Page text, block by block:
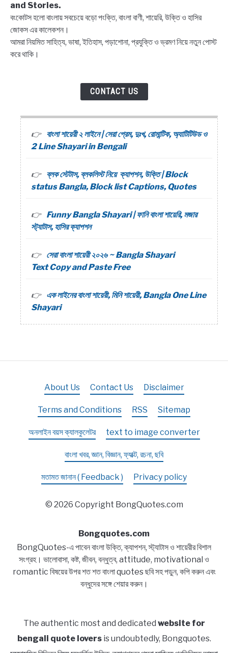
and Stories.
বংকোটস হলো বাংলায় সবচেয়ে বড়ো পংক্তি, বাংলা বাণী, শায়েরি, উক্তি ও হাসির
জোকস এর কালেকশন।
আমরা নিয়মিত সাহিত্য, ভাষা, ইতিহাস, পড়াশোনা, প্রযুক্তি ও ভ্রমণ নিয়ে নতুন পোস্ট
করে থাকি।
CONTACT US
বাংলা শায়েরী ২ লাইনে | সেরা প্রেম, দুঃখ, রোমান্টিক, অ্যাটিটিউড ও
2 Line Shayari in Bengali
ব্লক স্টেটাস, ব্লকলিস্ট নিয়ে ক্যাপশন, উক্তি | Block
status Bangla, Block list Captions, Quotes
Funny Bangla Shayari | ফানি বাংলা শায়েরি, মজার
স্ট্যাটাস, হাসির ক্যাপশন
সেরা বাংলা শায়েরী ২০২৬ ~ Bangla Shayari
Text Copy and Paste Free
এক লাইনের বাংলা শায়েরী, মিনি শায়েরী, Bangla One Line
Shayari
About Us Contact Us Disclaimer
Terms and Conditions RSS Sitemap
অনলাইন বয়স ক্যালকুলেটর text to image converter
বাংলা খবর, জ্ঞান, বিজ্ঞান, ফ্যাক্ট, রচনা, ছবি
মতামত জানান ( Feedback ) Privacy policy
© 2026 Copyright BongQuotes.com
Bongquotes.com
BongQuotes-এ পাবেন বাংলা উক্তি, ক্যাপশন, স্ট্যাটাস ও শায়েরীর বিশাল
সংগ্রহ। ভালোবাসা, কষ্ট, জীবন, বন্ধুত্ব, attitude, motivational ও
romantic বিষয়ের উপর শত শত বাংলা quotes ছবি সহ পড়ুন, কপি করুন এবং
বন্ধুদের সঙ্গে শেয়ার করুন।
The authentic most and dedicated website for
bengali quote loversis undoubtedly, Bongquotes.